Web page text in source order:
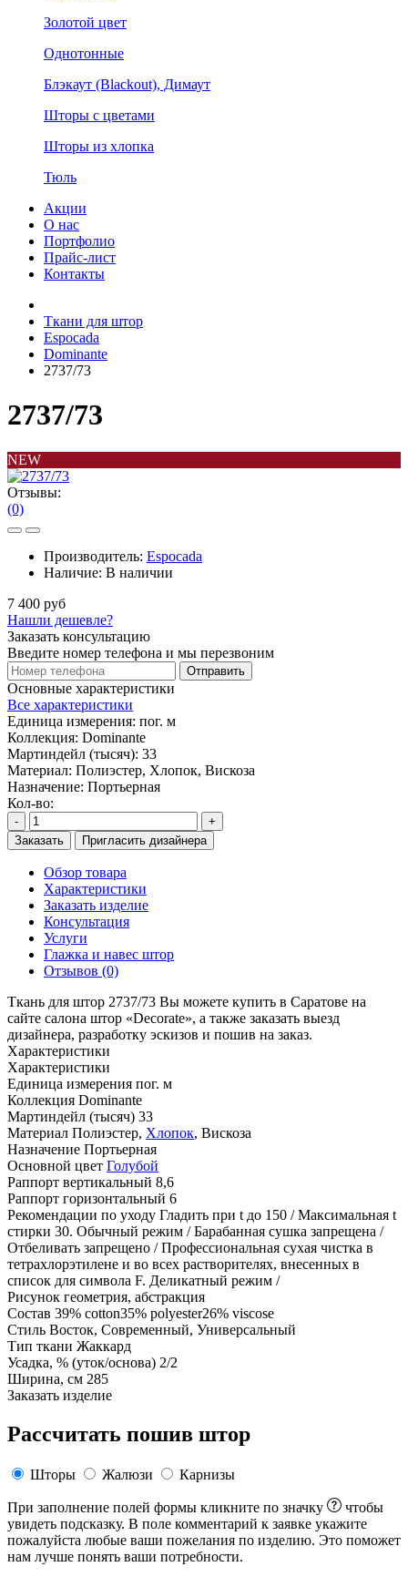
Золотой цвет
Однотонные
Блэкаут (Blackout), Димаут
Шторы с цветами
Шторы из хлопка
Тюль
Акции
О нас
Портфолио
Прайс-лист
Контакты
Ткани для штор
Espocada
Dominante
2737/73
2737/73
NEW
Отзывы:
(0)
Производитель: Espocada
Наличие: В наличии
7 400 руб
Нашли дешевле?
Заказать консультацию
Введите номер телефона и мы перезвоним
Отправить
Основные характеристики
Все характеристики
Единица измерения: пог. м
Коллекция: Dominante
Мартиндейл (тысяч): 33
Материал: Полиэстер, Хлопок, Вискоза
Назначение: Портьерная
Кол-во:
-
+
Заказать
Пригласить дизайнера
Обзор товара
Характеристики
Заказать изделие
Консультация
Услуги
Глажка и навес штор
Отзывов (0)
Ткань для штор 2737/73 Вы можете купить в Саратове на
сайте салона штор «Decorate», а также заказать выезд
дизайнера, разработку эскизов и пошив на заказ.
Характеристики
Характеристики
Единица измерения пог. м
Коллекция Dominante
Мартиндейл (тысяч) 33
Материал Полиэстер, Хлопок, Вискоза
Назначение Портьерная
Основной цвет Голубой
Раппорт вертикальный 8,6
Раппорт горизонтальный 6
Рекомендации по уходу Гладить при t до 150 / Максимальная t
стирки 30. Обычный режим / Барабанная сушка запрещена /
Отбеливать запрещено / Профессиональная сухая чистка в
тетрахлорэтилене и во всех растворителях, внесенных в
список для символа F. Деликатный режим /
Рисунок геометрия, абстракция
Состав 39% cotton35% polyester26% viscose
Стиль Восток, Современный, Универсальный
Тип ткани Жаккард
Усадка, % (уток/основа) 2/2
Ширина, см 285
Заказать изделие
Рассчитать пошив штор
Шторы Жалюзи Карнизы
При заполнение полей формы кликните по значку
чтобы
увидеть подсказку. В поле комментарий к заявке укажите
пожалуйста любые ваши пожелания по изделию. Это поможет
нам лучше понять ваши потребности.